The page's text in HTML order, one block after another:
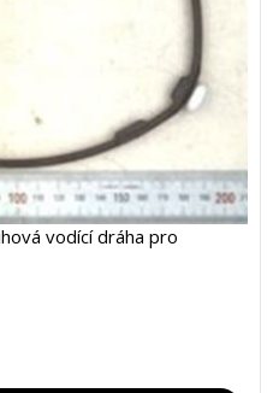
vodící dráha pro